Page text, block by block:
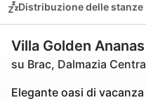
Distribuzione delle stanze
Villa Golden Ananas
su Brac, Dalmazia
Elegante oasi di